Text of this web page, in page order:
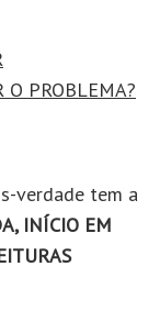
O PROBLEMA?
verdade tem a
INÍCIO EM